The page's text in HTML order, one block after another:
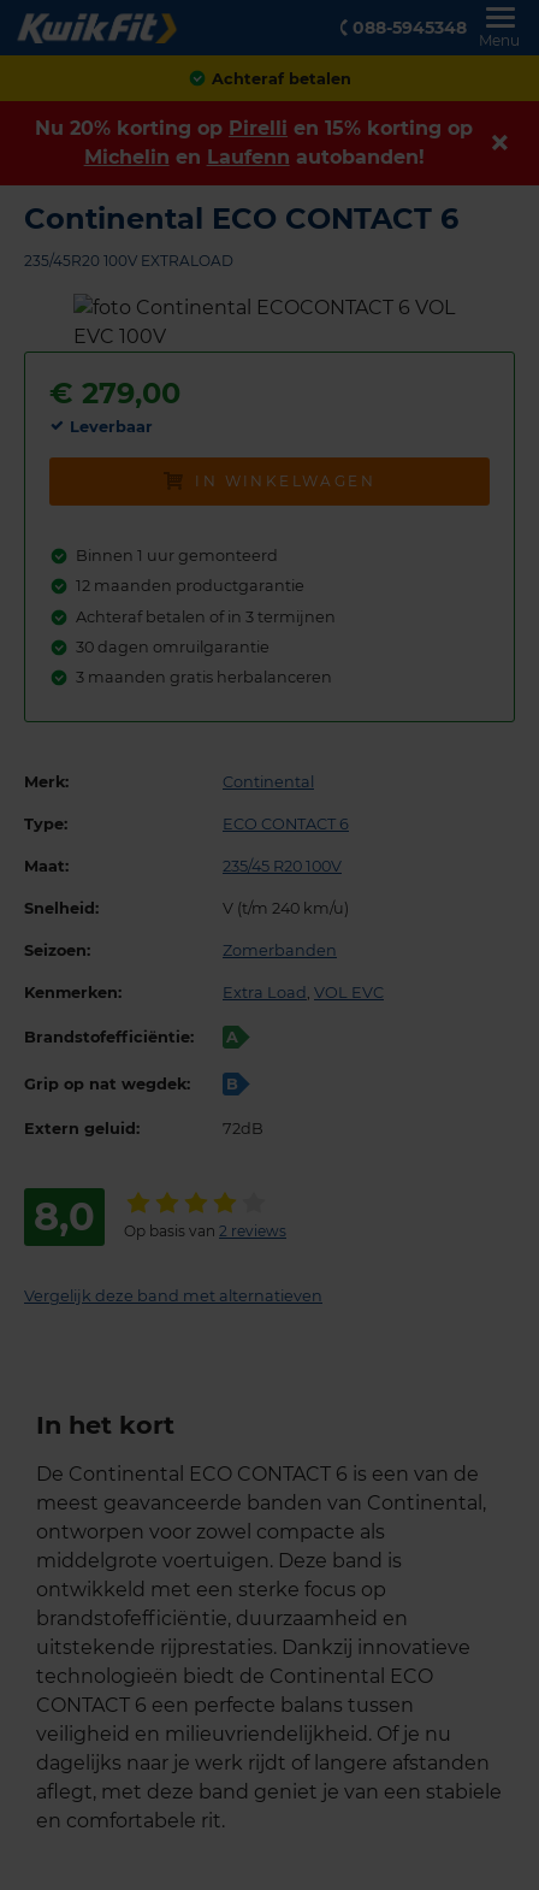
088-5945348
Menu
Klanten geven ons een
Nu 20% korting op Pirelli en 15% korting op
Michelin en Laufenn autobanden!
Continental ECO CONTACT 6
235/45R20 100V EXTRALOAD
€ 279,00
Leverbaar
IN WINKELWAGEN
Binnen 1 uur gemonteerd
12 maanden productgarantie
Achteraf betalen of in 3 termijnen
30 dagen omruilgarantie
3 maanden gratis herbalanceren
Merk: Continental
Type: ECO CONTACT 6
Maat: 235/45 R20 100V
Snelheid: V (t/m 240 km/u)
Seizoen: Zomerbanden
Kenmerken: Extra Load VOL EVC
Brandstofefficiëntie: A
Grip op nat wegdek: B
Extern geluid: 72dB
8,0 Op basis van 2 reviews
Vergelijk deze band met alternatieven
In het kort
De Continental ECO CONTACT 6 is een van de
meest geavanceerde banden van Continental,
ontworpen voor zowel compacte als
middelgrote voertuigen. Deze band is
ontwikkeld met een sterke focus op
brandstofefficiëntie, duurzaamheid en
uitstekende rijprestaties. Dankzij innovatieve
technologieën biedt de Continental ECO
CONTACT 6 een perfecte balans tussen
veiligheid en milieuvriendelijkheid. Of je nu
dagelijks naar je werk rijdt of langere afstanden
aflegt, met deze band geniet je van een stabiele
en comfortabele rit.